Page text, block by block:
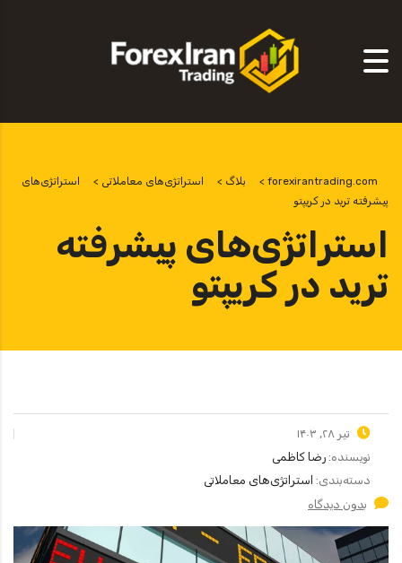
forexirantrading.com
> بلاگ > استراتژی‌های معاملاتی >
استراتژی‌های
پیشرفته ترید در کریپتو
استراتژی‌های پیشرفته
ترید در کریپتو
تیر ۲۸, ۱۴۰۳
نویسنده: رضا کاظمی
دسته‌بندی: استراتژی‌های معاملاتی
بدون دیدگاه